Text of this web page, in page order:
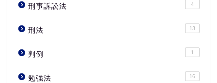
刑事訴訟法 4
刑法 13
判例 1
勉強法 16